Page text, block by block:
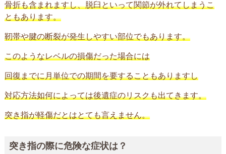
骨折も含まれますし、脱臼といって関節が外れてしまうこ
ともあります。
靭帯や腱の断裂が発生しやすい部位でもあります。
このようなレベルの損傷だった場合には
回復までに月単位での期間を要することもありますし
対応方法如何によっては後遺症のリスクも出てきます。
突き指が軽傷だとはとても言えません。
突き指の際に危険な症状は？